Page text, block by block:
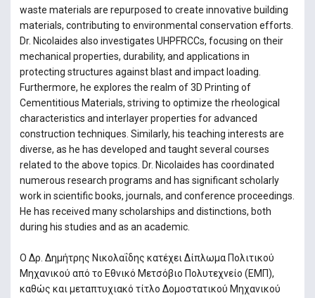
waste materials are repurposed to create innovative building
materials, contributing to environmental conservation efforts.
Dr. Nicolaides also investigates UHPFRCCs, focusing on their
mechanical properties, durability, and applications in
protecting structures against blast and impact loading.
Furthermore, he explores the realm of 3D Printing of
Cementitious Materials, striving to optimize the rheological
characteristics and interlayer properties for advanced
construction techniques. Similarly, his teaching interests are
diverse, as he has developed and taught several courses
related to the above topics. Dr. Nicolaides has coordinated
numerous research programs and has significant scholarly
work in scientific books, journals, and conference proceedings.
He has received many scholarships and distinctions, both
during his studies and as an academic.
Ο Δρ. Δημήτρης Νικολαΐδης κατέχει Δίπλωμα Πολιτικού
Μηχανικού από το Εθνικό Μετσόβιο Πολυτεχνείο (ΕΜΠ),
καθώς και μεταπτυχιακό τίτλο Δομοστατικού Μηχανικού